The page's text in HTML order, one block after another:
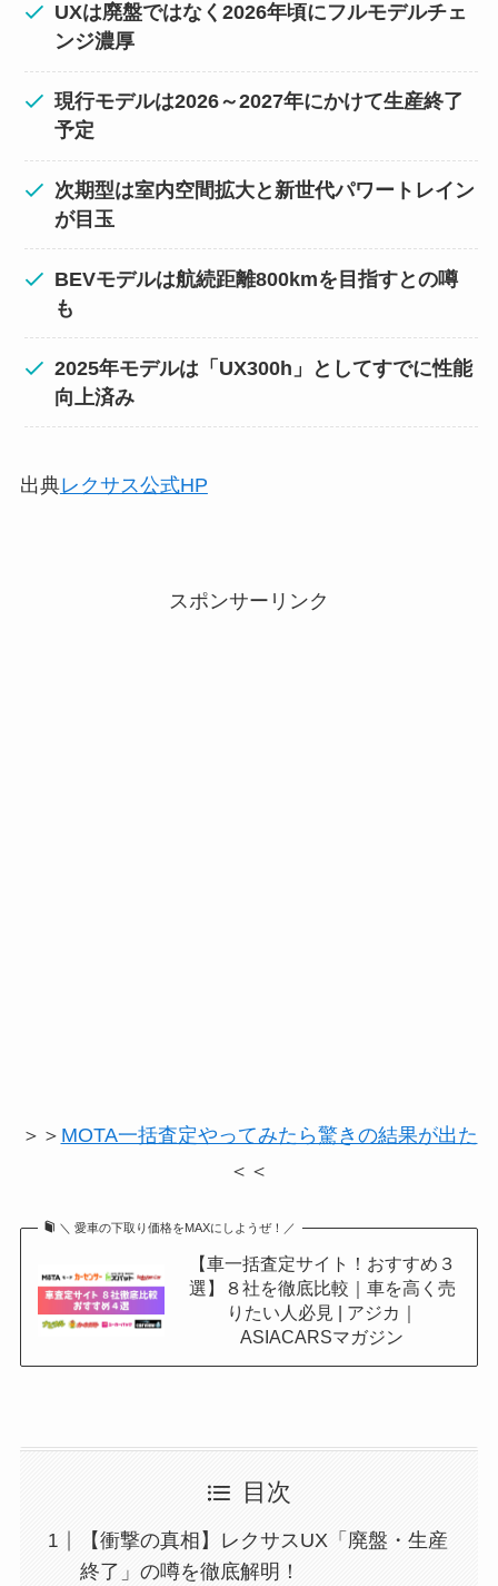
UXは廃盤ではなく2026年頃にフルモデルチェ
ンジ濃厚
現行モデルは2026～2027年にかけて生産終了
予定
次期型は室内空間拡大と新世代パワートレイン
が目玉
BEVモデルは航続距離800kmを目指すとの噂
も
2025年モデルは「UX300h」としてすでに性能
向上済み
出典レクサス公式HP
スポンサーリンク
＞＞ MOTA一括査定やってみたら驚きの結果が出た
＜＜
＼ 愛車の下取り価格をMAXにしようぜ！／
【車一括査定サイト！おすすめ３
選】８社を徹底比較｜車を高く売
りたい人必見 | アジカ｜
ASIACARSマガジン
目次
【衝撃の真相】レクサスUX「廃盤・生産
終了」の噂を徹底解明！